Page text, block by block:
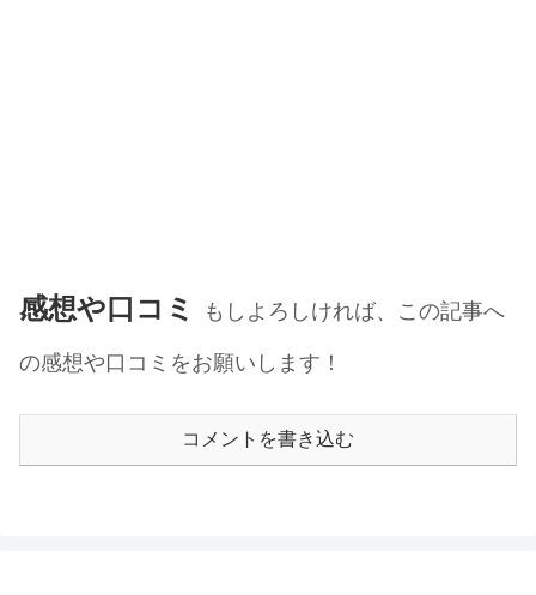
感想や口コミ
もしよろしければ、この記事へ
の感想や口コミをお願いします！
コメントを書き込む